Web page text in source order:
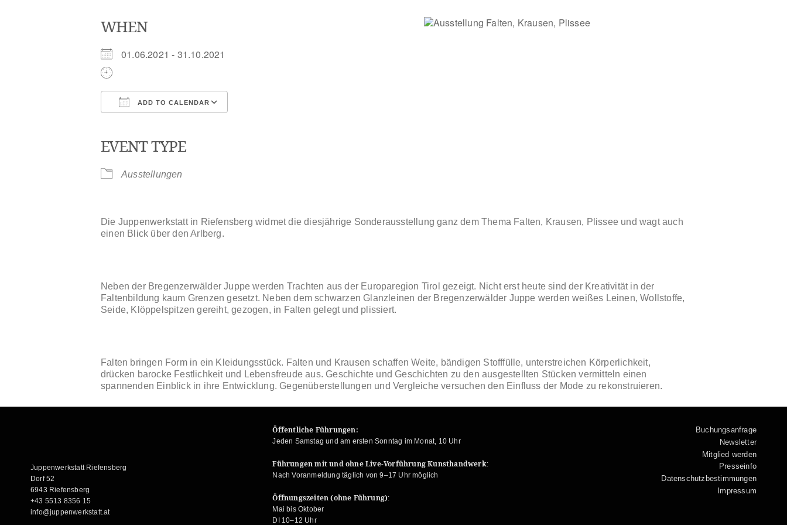
WHEN
01.06.2021 - 31.10.2021
ADD TO CALENDAR
EVENT TYPE
Ausstellungen
Die Juppenwerkstatt in Riefensberg widmet die diesjährige Sonderausstellung ganz dem Thema Falten, Krausen, Plissee und wagt auch
einen Blick über den Arlberg.
Neben der Bregenzerwälder Juppe werden Trachten aus der Europaregion Tirol gezeigt. Nicht erst heute sind der Kreativität in der
Faltenbildung kaum Grenzen gesetzt. Neben dem schwarzen Glanzleinen der Bregenzerwälder Juppe werden weißes Leinen, Wollstoffe,
Seide, Klöppelspitzen gereiht, gezogen, in Falten gelegt und plissiert.
Falten bringen Form in ein Kleidungsstück. Falten und Krausen schaffen Weite, bändigen Stofffülle, unterstreichen Körperlichkeit,
drücken barocke Festlichkeit und Lebensfreude aus. Geschichte und Geschichten zu den ausgestellten Stücken vermitteln einen
spannenden Einblick in ihre Entwicklung. Gegenüberstellungen und Vergleiche versuchen den Einfluss der Mode zu rekonstruieren.
Juppenwerkstatt Riefensberg
Dorf 52
6943 Riefensberg
+43 5513 8356 15
info@juppenwerkstatt.at
Öffentliche Führungen:
Jeden Samstag und am ersten Sonntag im Monat, 10 Uhr
Führungen mit und ohne Live-Vorführung Kunsthandwerk:
Nach Voranmeldung täglich von 9–17 Uhr möglich
Öffnungszeiten (ohne Führung):
Mai bis Oktober
DI 10–12 Uhr
Buchungsanfrage
Newsletter
Mitglied werden
Presseinfo
Datenschutzbestimmungen
Impressum